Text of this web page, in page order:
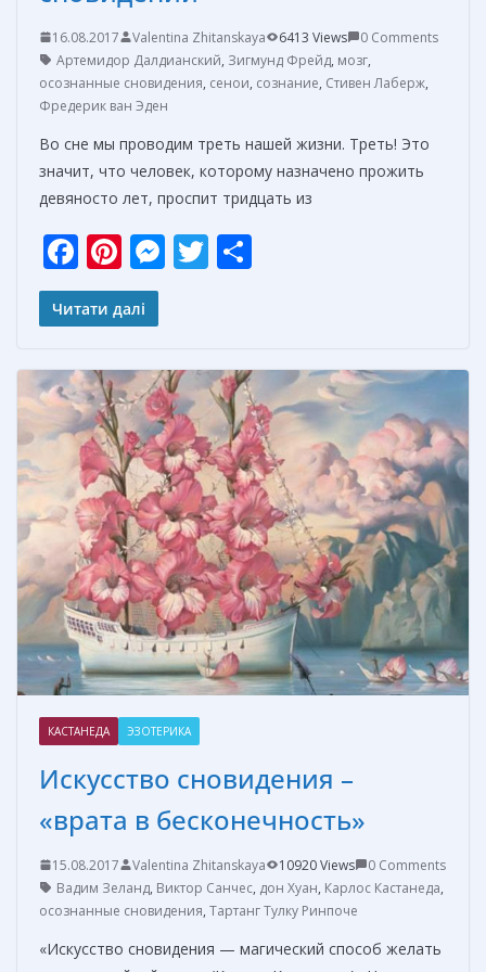
16.08.2017 Valentina Zhitanskaya 6413 Views
0 Comments
Артемидор Далдианский, Зигмунд Фрейд, мозг,
осознанные сновидения, сенои, сознание, Стивен Лаберж,
Фредерик ван Эден
Во сне мы проводим треть нашей жизни. Треть! Это
значит, что человек, которому назначено прожить
девяносто лет, проспит тридцать из
F
ac
e
o
o
k
Pi
nt
er
st
M
n
g
er
T
а
в
и
т
ь
Читати далі
КАСТАНЕДА ЭЗОТЕРИКА
Искусство сновидения –
«врата в бесконечность»
15.08.2017 Valentina Zhitanskaya 10920 Views
0 Comments
Вадим Зеланд, Виктор Санчес, дон Хуан, Карлос Кастанеда,
осознанные сновидения, Тартанг Тулку Ринпоче
«Искусство сновидения — магический способ желать